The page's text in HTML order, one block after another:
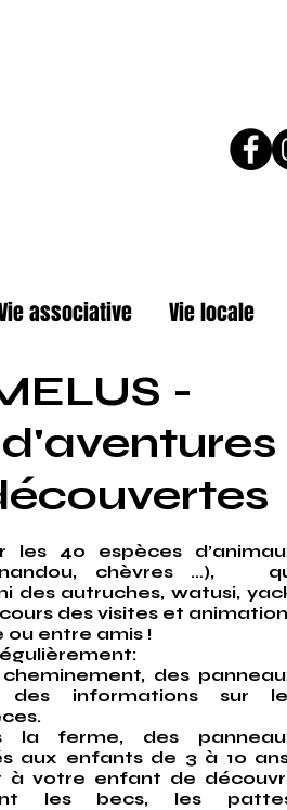
associative Vie locale
-
les 40 espèces
nandou, chèvres …),
des autruches, watusi,
des visites et
ou entre amis !
des
des informations sur
la ferme, des
aux enfants de 3 à 10
à votre enfant de
les becs, les